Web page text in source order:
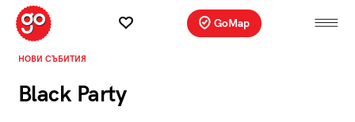
GoMap
НОВИ СЪБИТИЯ
Black Party